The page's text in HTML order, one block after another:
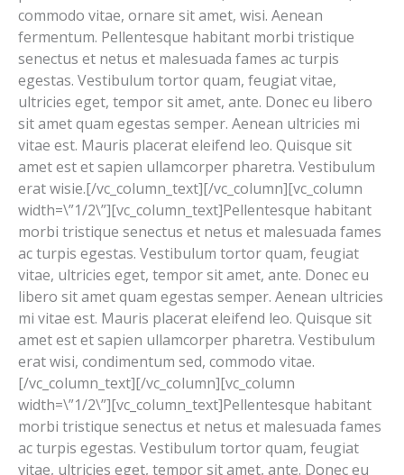
commodo vitae, ornare sit amet, wisi. Aenean
fermentum. Pellentesque habitant morbi tristique
senectus et netus et malesuada fames ac turpis
egestas. Vestibulum tortor quam, feugiat vitae,
ultricies eget, tempor sit amet, ante. Donec eu libero
sit amet quam egestas semper. Aenean ultricies mi
vitae est. Mauris placerat eleifend leo. Quisque sit
amet est et sapien ullamcorper pharetra. Vestibulum
erat wisie.[/vc_column_text][/vc_column][vc_column
width=\”1/2\”][vc_column_text]Pellentesque habitant
morbi tristique senectus et netus et malesuada fames
ac turpis egestas. Vestibulum tortor quam, feugiat
vitae, ultricies eget, tempor sit amet, ante. Donec eu
libero sit amet quam egestas semper. Aenean ultricies
mi vitae est. Mauris placerat eleifend leo. Quisque sit
amet est et sapien ullamcorper pharetra. Vestibulum
erat wisi, condimentum sed, commodo vitae.
[/vc_column_text][/vc_column][vc_column
width=\”1/2\”][vc_column_text]Pellentesque habitant
morbi tristique senectus et netus et malesuada fames
ac turpis egestas. Vestibulum tortor quam, feugiat
vitae, ultricies eget, tempor sit amet, ante. Donec eu